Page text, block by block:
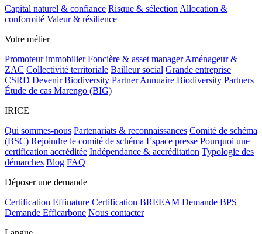
Capital naturel & confiance Risque & sélection Allocation &
conformité Valeur & résilience
Votre métier
Promoteur immobilier Foncière & asset manager Aménageur &
ZAC Collectivité territoriale Bailleur social Grande entreprise
CSRD Devenir Biodiversity Partner Annuaire Biodiversity Partners
Étude de cas Marengo (BIG)
IRICE
Qui sommes-nous Partenariats & reconnaissances Comité de schéma
(BSC) Rejoindre le comité de schéma Espace presse Pourquoi une
certification accréditée Indépendance & accréditation Typologie des
démarches Blog FAQ
Déposer une demande
Certification Effinature Certification BREEAM Demande BPS
Demande Efficarbone Nous contacter